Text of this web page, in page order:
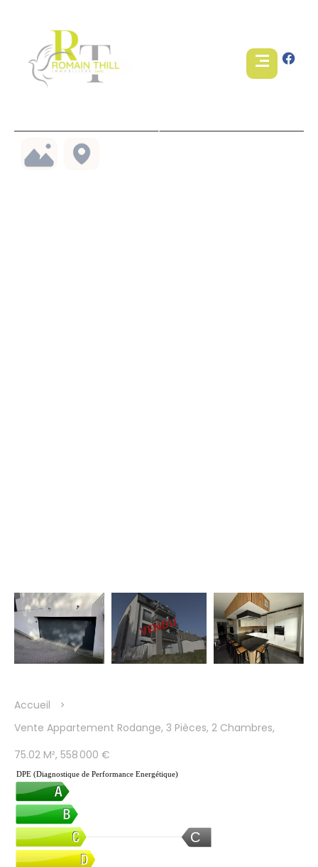
Accueil
Vente Appartement Rodange, 3 Pièces, 2 Chambres,
75.02 M², 558 000 €
C
DPE (Diagnostique de Performance Energétique)